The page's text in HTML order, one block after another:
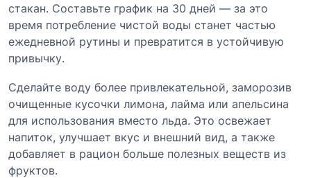
стакан. Составьте график на 30 дней — за это
время потребление чистой воды станет частью
ежедневной рутины и превратится в устойчивую
привычку.
Сделайте воду более привлекательной, заморозив
очищенные кусочки лимона, лайма или апельсина
для использования вместо льда. Это освежает
напиток, улучшает вкус и внешний вид, а также
добавляет в рацион больше полезных веществ из
фруктов.